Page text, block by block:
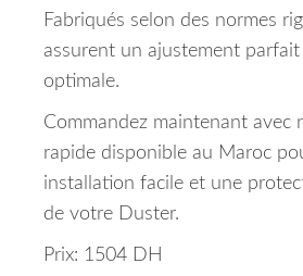
Fabriqués selon des normes
assurent un ajustement
optimale.
Commandez maintenant avec
rapide disponible au Maroc
installation facile et une
de votre Duster.
Prix: 1504 DH